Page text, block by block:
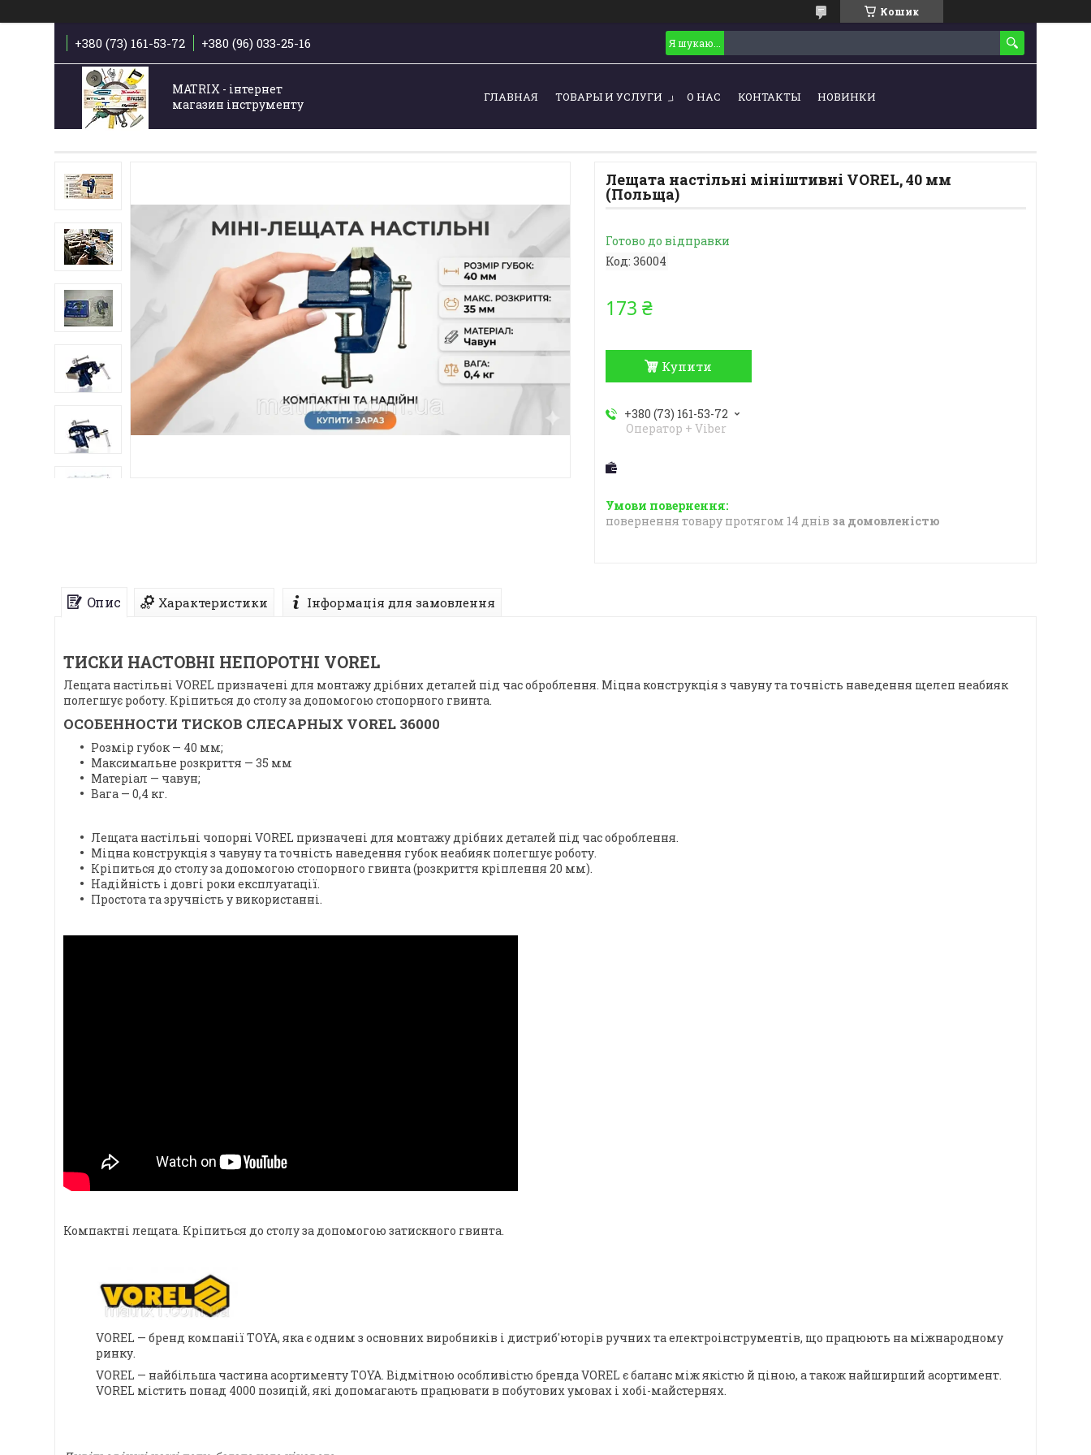
Кошик
+380 (73) 161-53-72 +380 (96) 033-25-16
MATRIX - інтернет
магазин інструменту
ГЛАВНАЯ ТОВАРЫ И УСЛУГИ О НАС КОНТАКТЫ НОВИНКИ
Лещата настільні мініштивні VOREL, 40 мм
(Польща)
Готово до відправки
Код: 36004
173 ₴
Купити
+380 (73) 161-53-72
Оператор + Viber
повернення товару протягом 14 днів за домовленістю
Опис Характеристики Інформація для замовлення
ТИСКИ НАСТОВНІ НЕПОРОТНІ VOREL
Лещата настільні VOREL призначені для монтажу дрібних деталей під час оброблення. Міцна конструкція з чавуну та точність наведення щелеп неабияк
полегшує роботу. Кріпиться до столу за допомогою стопорного гвинта.
ОСОБЕННОСТИ ТИСКОВ СЛЕСАРНЫХ VOREL 36000
Розмір губок — 40 мм;
Максимальне розкриття — 35 мм
Матеріал — чавун;
Вага — 0,4 кг.
Лещата настільні чопорні VOREL призначені для монтажу дрібних деталей під час оброблення.
Міцна конструкція з чавуну та точність наведення губок неабияк полегшує роботу.
Кріпиться до столу за допомогою стопорного гвинта (розкриття кріплення 20 мм).
Надійність і довгі роки експлуатації.
Простота та зручність у використанні.
Компактні лещата. Кріпиться до столу за допомогою затискного гвинта.
VOREL — бренд компанії TOYA, яка є одним з основних виробників і дистриб'юторів ручних та електроінструментів, що працюють на міжнародному
ринку.
VOREL — найбільша частина асортименту TOYA. Відмітною особливістю бренда VOREL є баланс між якістю й ціною, а також найширший асортимент.
VOREL містить понад 4000 позицій, які допомагають працювати в побутових умовах і хобі-майстернях.